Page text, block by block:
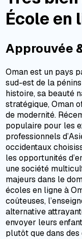
École en
Approuvée
Oman est un pays
sud-est de la
histoire, sa beauté
stratégique, Oman
de modernité.
populaire pour les
professionnels
occidentaux
les opportunités
une société
majeurs dans le
écoles en ligne à
coûteuses,
alternative
envoyer leurs
plutôt que dans